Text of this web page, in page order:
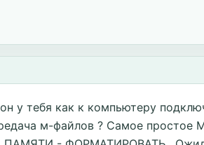
у тебя как к компьютеру
м-файлов ? Самое